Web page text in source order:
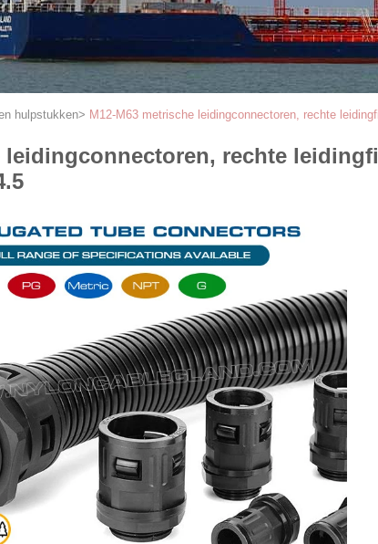
hulpstukken> M12-M63 metrische leidingconnectoren, rechte
leidingconnectoren, rechte